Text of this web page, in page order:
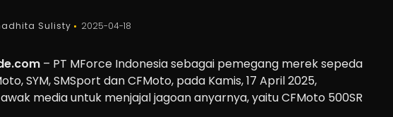
Sulisty 2025-04-18
– PT MForce Indonesia sebagai pemegang merek sepeda
SYM, SMSport dan CFMoto, pada Kamis, 17 April 2025,
media untuk menjajal jagoan anyarnya, yaitu CFMoto 500SR